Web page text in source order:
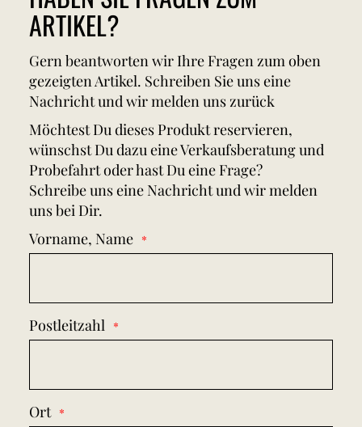
ARTIKEL?
Gern beantworten wir Ihre Fragen zum oben
gezeigten Artikel. Schreiben Sie uns eine
Nachricht und wir melden uns zurück
Möchtest Du dieses Produkt reservieren,
wünschst Du dazu eine Verkaufsberatung und
Probefahrt oder hast Du eine Frage?
Schreibe uns eine Nachricht und wir melden
uns bei Dir.
Vorname, Name
Postleitzahl
Ort